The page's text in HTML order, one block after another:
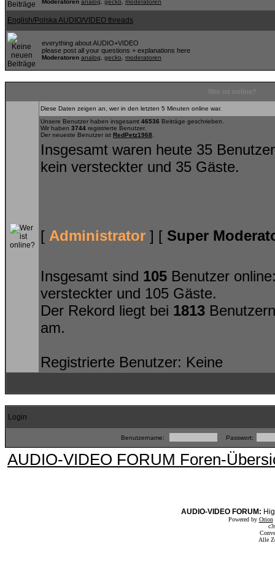
Moderatoren analog gecko moderatoren
English/Polska AUDIO/VIDEO threads
everything about AUDIO+VIDEO
please post all your questions + explanations here
Moderatoren analog gecko moderatoren
Diese Daten zeigen an, wer in den letzten 5 Minuten online war.
Unsere Benutzer haben insgesamt 46536 Beiträge geschrieben.
Wir haben 3744 registrierte Benutzer.
Der neueste Benutzer ist RedPetz1968
Insgesamt waren heute 35
kein versteckter und 35 Gäste.
[ Administrator ] [ Super
Insgesamt sind 105 Benutzer
versteckter und 105 Gäste.
Der Rekord liegt bei 1813
am.
Registrierte Benutzer: Keine
Login
Benutzername: Passwort:
AUDIO-VIDEO FORUM Foren-
AUDIO-VIDEO FORUM:
Powered by Orion
Alle